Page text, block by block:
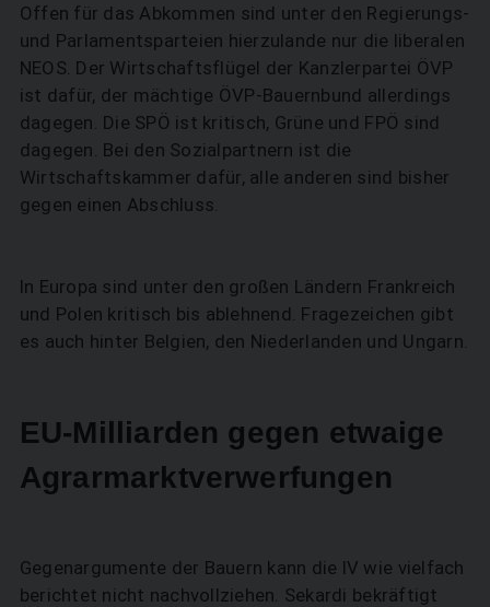
Offen für das Abkommen sind unter den Regierungs-
und Parlamentsparteien hierzulande nur die liberalen
NEOS. Der Wirtschaftsflügel der Kanzlerpartei ÖVP
ist dafür, der mächtige ÖVP-Bauernbund allerdings
dagegen. Die SPÖ ist kritisch, Grüne und FPÖ sind
dagegen. Bei den Sozialpartnern ist die
Wirtschaftskammer dafür, alle anderen sind bisher
gegen einen Abschluss.
In Europa sind unter den großen Ländern Frankreich
und Polen kritisch bis ablehnend. Fragezeichen gibt
es auch hinter Belgien, den Niederlanden und Ungarn.
EU-Milliarden gegen etwaige
Agrarmarktverwerfungen
Gegenargumente der Bauern kann die IV wie vielfach
berichtet nicht nachvollziehen. Sekardi bekräftigt